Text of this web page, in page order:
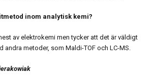
inom analytisk kemi?
av elektrokemi men tycker att det är väldigt
andra metoder, som Maldi-TOF och LC-MS.